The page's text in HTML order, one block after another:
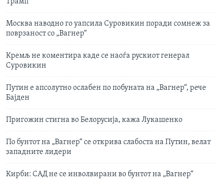
Трамп
Москва наводно го уапсила Суровикин поради сомнеж за
поврзаност со „Вагнер“
Кремљ не коментира каде се наоѓа рускиот генерал
Суровикин
Путин е апсолутно ослабен по побуната на „Вагнер“, рече
Бајден
Пригожин стигна во Белорусија, кажа Лукашенко
По бунтот на „Вагнер“ се открива слабоста на Путин, велат
западните лидери
Кирби: САД не се инволвирани во бунтот на „Вагнер“